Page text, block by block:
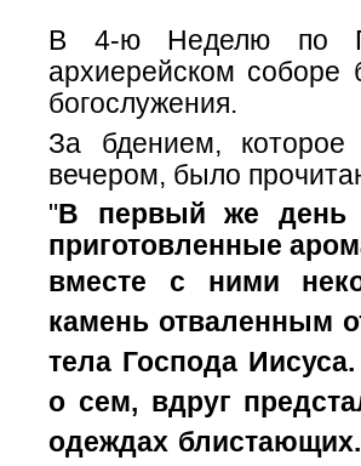
В 4-ю Неделю по
архиерейском
богослужения.
За бдением,
вечером, было
"В первый же день
приготовленные
вместе с ними
камень отваленным
тела Господа Иисуса.
о сем, вдруг
одеждах блистающих.